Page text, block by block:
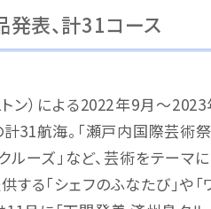
発表、計31コース
ン）による2022年9月～
31航海。「瀬戸内国際芸術祭
ルーズ」など、芸術をテーマ
る「シェフのふなたび」や「